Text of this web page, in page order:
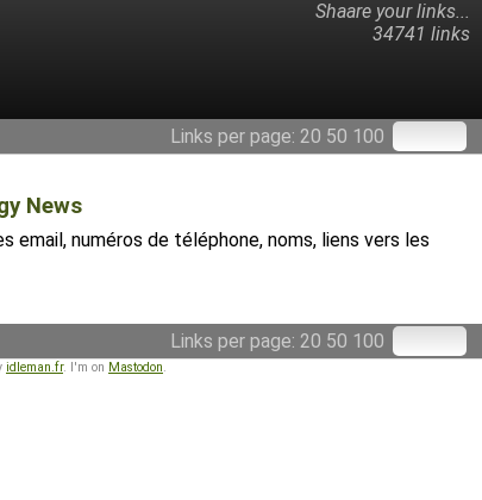
Shaare your links...
34741 links
Links per page: 20 50 100
News
numéros de téléphone, noms, liens vers les
Links per page: 20 50 100
idleman.fr. I'm on Mastodon.